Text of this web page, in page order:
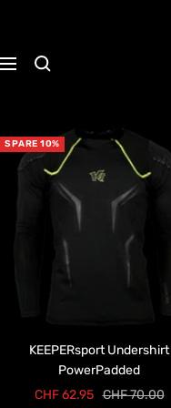
Navigation
SPARE 10%
KEEPERsport Undershirt
PowerPadded
Angebotspreis
CHF 62.95 Regulärer
CHF 70.00